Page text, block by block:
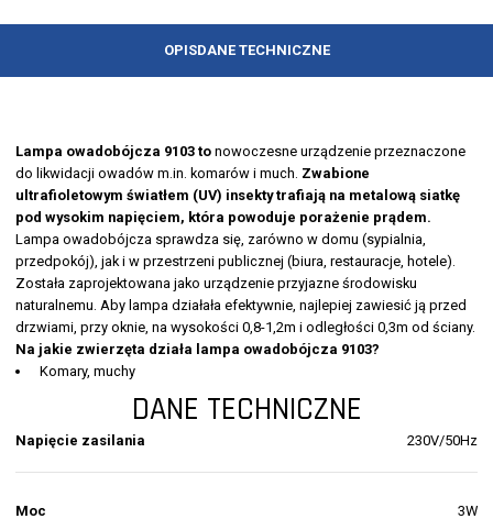
OPISDANE TECHNICZNE
Lampa owadobójcza 9103 tonowoczesne urządzenie przeznaczone
do likwidacji owadów m.in. komarów i much. Zwabione
ultrafioletowym światłem (UV) insekty trafiają na metalową siatkę
pod wysokim napięciem, która powoduje porażenie prądem.
Lampa owadobójcza sprawdza się, zarówno w domu (sypialnia,
przedpokój), jak i w przestrzeni publicznej (biura, restauracje, hotele).
Została zaprojektowana jako urządzenie przyjazne środowisku
naturalnemu. Aby lampa działała efektywnie, najlepiej zawiesić ją przed
drzwiami, przy oknie, na wysokości 0,8-1,2m i odległości 0,3m od ściany.
Na jakie zwierzęta działa lampa owadobójcza 9103?
Komary, muchy
DANE TECHNICZNE
Napięcie zasilania 230V/50Hz
Moc 3W